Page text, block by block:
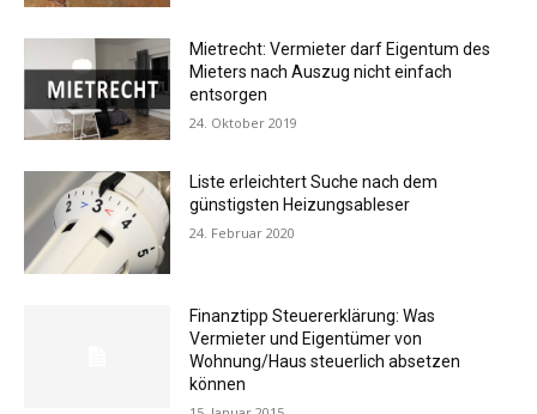
Mietrecht: Vermieter darf Eigentum des
Mieters nach Auszug nicht einfach
entsorgen
24. Oktober 2019
Liste erleichtert Suche nach dem
günstigsten Heizungsableser
24. Februar 2020
Finanztipp Steuererklärung: Was
Vermieter und Eigentümer von
Wohnung/Haus steuerlich absetzen
können